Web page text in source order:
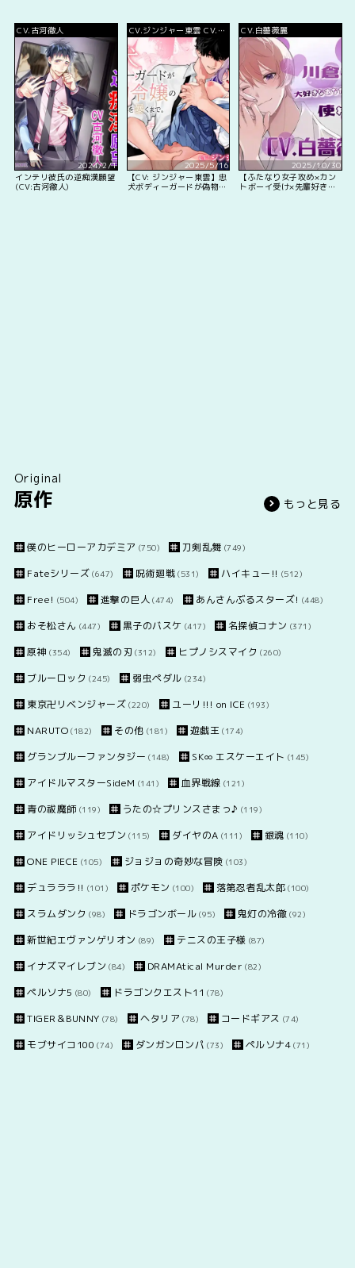
CV.古河徹人
2024/2/1
インテリ彼氏の逆痴漢願望
(CV:古河徹人)
CV.ジンジャー東雲 CV.姫
宮にいな CV.明星アキト
CV.春野悠水 CV.松岡侑里
CV.柿生洸介
2025/5/16
【CV: ジンジャー東雲】忠
犬ボディーガードが偽物令
CV.白薔薇麗
2025/10/30
【ふたなり女子攻め×カン
トボーイ受け×先輩好き好
Original
原作 もっと見る
僕のヒーローアカデミア (750) 刀剣乱舞 (749)
Fateシリーズ (647) 呪術廻戦 (531) ハイキュー!! (512)
Free! (504) 進撃の巨人 (474) あんさんぶるスターズ! (448)
おそ松さん (447) 黒子のバスケ (417) 名探偵コナン (371)
原神 (354) 鬼滅の刃 (312) ヒプノシスマイク (260)
ブルーロック (245) 弱虫ペダル (234)
東京卍リベンジャーズ (220) ユーリ!!! on ICE (193)
NARUTO (182) その他 (181) 遊戯王 (174)
グランブルーファンタジー (148) SK∞ エスケーエイト (145)
アイドルマスターSideM (141) 血界戦線 (121)
青の祓魔師 (119) うたの☆プリンスさまっ♪ (119)
アイドリッシュセブン (115) ダイヤのA (111) 銀魂 (110)
ONE PIECE (105) ジョジョの奇妙な冒険 (103)
デュラララ!! (101) ポケモン (100) 落第忍者乱太郎 (100)
スラムダンク (98) ドラゴンボール (95) 鬼灯の冷徹 (92)
新世紀エヴァンゲリオン (89) テニスの王子様 (87)
イナズマイレブン (84) DRAMAtical Murder (82)
ペルソナ5 (80) ドラゴンクエスト11 (78)
TIGER＆BUNNY (78) ヘタリア (78) コードギアス (74)
モブサイコ100 (74) ダンガンロンパ (73) ペルソナ4 (71)